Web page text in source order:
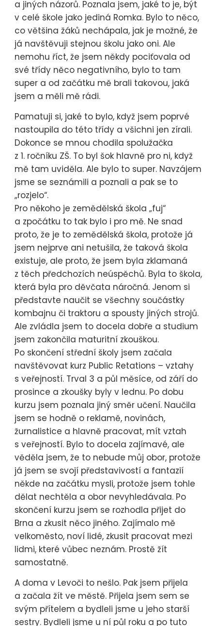
a jiných názorů. Poznala jsem, jaké to je, být
v celé škole jako jediná Romka. Bylo to něco,
co většina žáků nechápala, jak je možné, že
já navštěvuji stejnou školu jako oni. Ale
nemohu říct, že jsem někdy pociťovala od
své třídy něco negativního, bylo to tam
super a od začátku mě brali takovou, jaká
jsem a měli mě rádi.
Pamatuji si, jaké to bylo, když jsem poprvé
nastoupila do této třídy a všichni jen zírali.
Dokonce se mnou chodila spolužačka
z 1. ročníku ZŠ. To byl šok hlavně pro ni, když
mě tam uviděla. Ale bylo to super. Navzájem
jsme se seznámili a poznali a pak se to
„rozjelo“.
Pro někoho je zemědělská škola „fuj“
a zpočátku to tak bylo i pro mě. Ne snad
proto, že je to zemědělská škola, protože já
jsem nejprve ani netušila, že taková škola
existuje, ale proto, že jsem byla zklamaná
z těch předchozích neúspěchů. Byla to škola,
která byla pro děvčata náročná. Jenom si
představte naučit se všechny součástky
kombajnu či traktoru a spousty jiných strojů.
Ale zvládla jsem to docela dobře a studium
jsem zakončila maturitní zkouškou.
Po skončení střední školy jsem začala
navštěvovat kurz Public Retations – vztahy
s veřejností. Trval 3 a půl měsíce, od září do
prosince a zkoušky byly v lednu. Po dobu
kurzu jsem poznala jiný směr učení. Naučila
jsem se hodně o reklamě, novinách,
žurnalistice a hlavně pracovat, mít vztah
s veřejností. Bylo to docela zajímavé, ale
věděla jsem, že to nebude můj obor, protože
já jsem se svojí představivostí a fantazií
někde na začátku mysli, protože jsem tohle
dělat nechtěla a obor nevyhledávala. Po
skončení kurzu jsem se rozhodla přijet do
Brna a zkusit něco jiného. Zajímalo mě
velkoměsto, noví lidé, zkusit pracovat mezi
lidmi, které vůbec neznám. Prostě žít
samostatně.
A doma v Levoči to nešlo. Pak jsem přijela
a začala žít ve městě. Přijela jsem sem se
svým přítelem a bydleli jsme u jeho starší
sestry. Bydleli jsme u ní půl roku a po tuto